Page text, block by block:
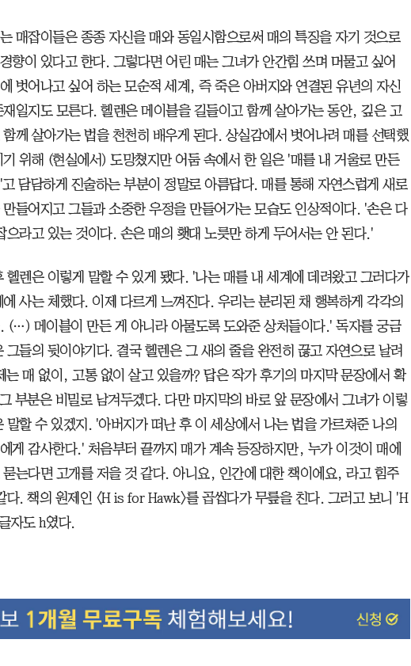
매잡이들은 종종 자신을 매와 동일시함으로써 매의 특징을 자기 것으로
향이 있다고 한다. 그렇다면 어린 매는 그녀가 안간힘 쓰며 머물고 싶어
벗어나고 싶어 하는 모순적 세계, 즉 죽은 아버지와 연결된 유년의 자신
일지도 모른다. 헬렌은 메이블을 길들이고 함께 살아가는 동안, 깊은 고
께 살아가는 법을 천천히 배우게 된다. 상실감에서 벗어나려 매를 선택했
기 위해 (현실에서) 도망쳤지만 어둠 속에서 한 일은 '매를 내 거울로 만든
담담하게 진술하는 부분이 정말로 아름답다. 매를 통해 자연스럽게 새로
들어지고 그들과 소중한 우정을 만들어가는 모습도 인상적이다. '손은 다
으라고 있는 것이다. 손은 매의 횃대 노릇만 하게 두어서는 안 된다.'
헬렌은 이렇게 말할 수 있게 됐다. '나는 매를 내 세계에 데려왔고 그러다가
사는 체했다. 이제 다르게 느껴진다. 우리는 분리된 채 행복하게 각각의
(…) 메이블이 만든 게 아니라 아물도록 도와준 상처들이다.' 독자를 궁금
그들의 뒷이야기다. 결국 헬렌은 그 새의 줄을 완전히 끊고 자연으로 날려
는 매 없이, 고통 없이 살고 있을까? 답은 작가 후기의 마지막 문장에서 확
부분은 비밀로 남겨두겠다. 다만 마지막의 바로 앞 문장에서 그녀가 이렇
말할 수 있겠지. '아버지가 떠난 후 이 세상에서 나는 법을 가르쳐준 나의
게 감사한다.' 처음부터 끝까지 매가 계속 등장하지만, 누가 이것이 매에
묻는다면 고개를 저을 것 같다. 아니요, 인간에 대한 책이에요, 라고 힘주
다. 책의 원제인 〈H is for Hawk〉를 곱씹다가 무릎을 친다. 그러고 보니 'H
자도 h였다.